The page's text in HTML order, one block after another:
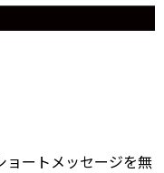
ョートメッセージを無